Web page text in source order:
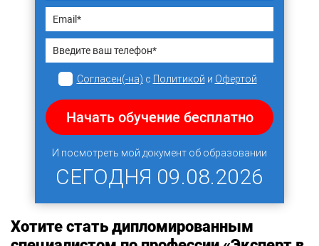
Согласен(-на) с Политикой и Офертой
Начать обучение бесплатно
И посмотреть мой документ об образовании
СЕГОДНЯ 09.08.2026
Хотите стать дипломированным